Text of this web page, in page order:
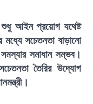
শুধু আইন প্রয়োগ যথেষ্ট
সচেতনতা বাড়ানো
সমাধান সম্ভব।
তৈরির উদ্যোগ